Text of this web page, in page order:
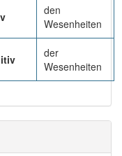
den
Wesenheiten
der
Wesenheiten